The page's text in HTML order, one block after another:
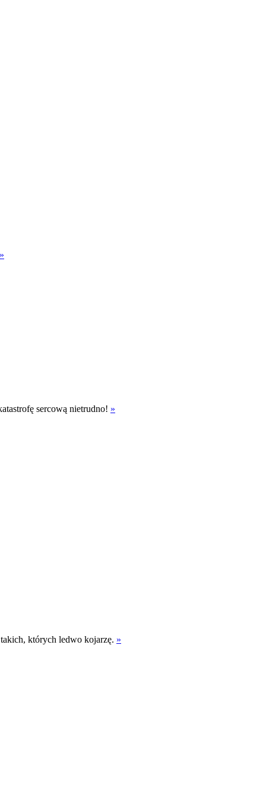
»
sercową nietrudno! »
których ledwo kojarzę. »